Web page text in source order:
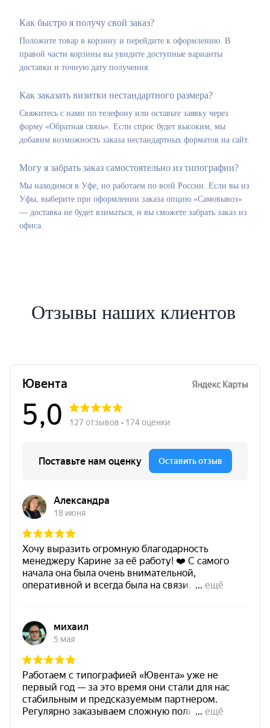
Как быстро я получу свой заказ?
Положите товар в корзину и перейдите к оформлению. В
правой части корзины вы увидите доступные варианты
доставки и точную дату получения.
Как заказать визитки нестандартного размера?
Свяжитесь с нами по телефону или оставьте заявку через
форму «Обратная связь». Если спрос будет высоким, мы
добавим возможность заказа нестандартных форматов на сайт.
Могу я забрать заказ самостоятельно из типографии?
Мы находимся в Уфе, но работаем по всей России. Если вы из
Уфы, выберите при оформлении заказа опцию «Самовывоз»
— доставка не будет взиматься, и вы сможете забрать заказ из
офиса.
Отзывы наших клиентов